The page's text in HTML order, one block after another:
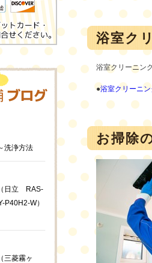
浴室ク
浴室クリーニン
●浴室クリーニ
お掃除
洗浄方法
日立 RAS-
W）
三菱霧ヶ